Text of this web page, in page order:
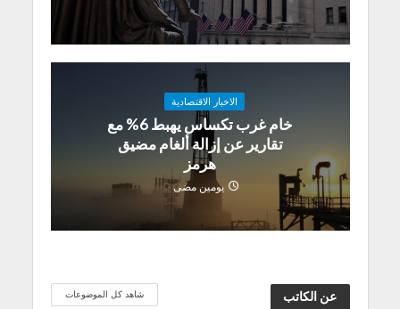
الاخبار الاقتصادية
خام غرب تكساس يهبط 6% مع
تقارير عن إزالة ألغام مضيق
هرمز
يومين مضى
عن الكاتب شاهد كل الموضوعات